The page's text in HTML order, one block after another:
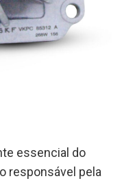
essencial do
responsável pela